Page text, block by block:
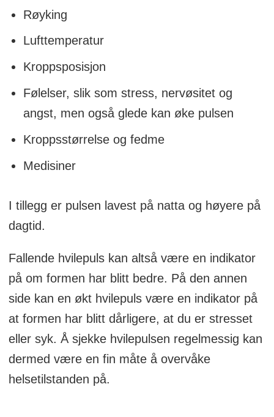
Røyking
Lufttemperatur
Kroppsposisjon
Følelser, slik som stress, nervøsitet og
angst, men også glede kan øke pulsen
Kroppsstørrelse og fedme
Medisiner
I tillegg er pulsen lavest på natta og høyere på
dagtid.
Fallende hvilepuls kan altså være en indikator
på om formen har blitt bedre. På den annen
side kan en økt hvilepuls være en indikator på
at formen har blitt dårligere, at du er stresset
eller syk. Å sjekke hvilepulsen regelmessig kan
dermed være en fin måte å overvåke
helsetilstanden på.